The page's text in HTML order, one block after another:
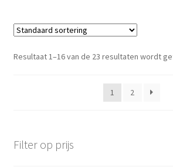
Resultaat 1–16 van de 23 resultaten wordt
1 2
Filter op prijs